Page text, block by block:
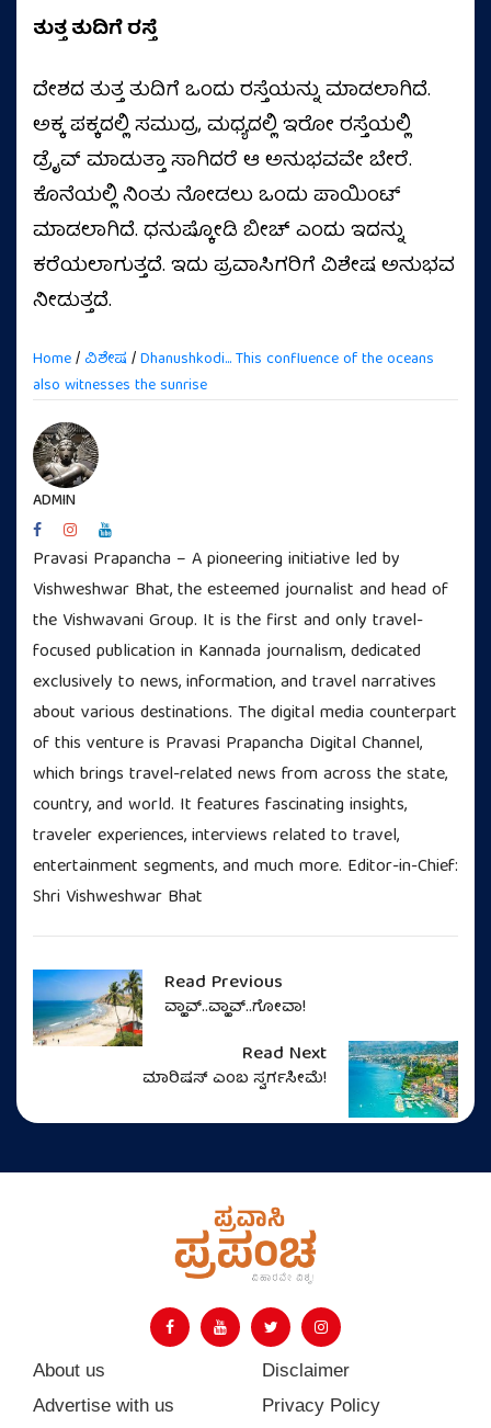
ತುತ್ತ ತುದಿಗೆ ರಸ್ತೆ
ದೇಶದ ತುತ್ತ ತುದಿಗೆ ಒಂದು ರಸ್ತೆಯನ್ನು ಮಾಡಲಾಗಿದೆ.
ಅಕ್ಕ ಪಕ್ಕದಲ್ಲಿ ಸಮುದ್ರ, ಮಧ್ಯದಲ್ಲಿ ಇರೋ ರಸ್ತೆಯಲ್ಲಿ
ಡ್ರೈವ್ ಮಾಡುತ್ತಾ ಸಾಗಿದರೆ ಆ ಅನುಭವವೇ ಬೇರೆ.
ಕೊನೆಯಲ್ಲಿ ನಿಂತು ನೋಡಲು ಒಂದು ಪಾಯಿಂಟ್
ಮಾಡಲಾಗಿದೆ. ಧನುಷ್ಕೋಡಿ ಬೀಚ್ ಎಂದು ಇದನ್ನು
ಕರೆಯಲಾಗುತ್ತದೆ. ಇದು ಪ್ರವಾಸಿಗರಿಗೆ ವಿಶೇಷ ಅನುಭವ
ನೀಡುತ್ತದೆ.
Home/ ವಿಶೇಷ/Dhanushkodi... This confluence of the oceans
also witnesses the sunrise
ADMIN
Pravasi Prapancha – A pioneering initiative led by
Vishweshwar Bhat, the esteemed journalist and head of
the Vishwavani Group. It is the first and only travel-
focused publication in Kannada journalism, dedicated
exclusively to news, information, and travel narratives
about various destinations. The digital media counterpart
of this venture is Pravasi Prapancha Digital Channel,
which brings travel-related news from across the state,
country, and world. It features fascinating insights,
traveler experiences, interviews related to travel,
entertainment segments, and much more. Editor-in-Chief:
Shri Vishweshwar Bhat
Read Previous
ವ್ಹಾವ್..ವ್ಹಾವ್..ಗೋವಾ!
Read Next
ಮಾರಿಷಸ್‌ ಎಂಬ ಸ್ವರ್ಗಸೀಮೆ!
About us
Advertise with us
Disclaimer
Privacy Policy